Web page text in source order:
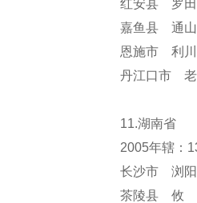
红安县 罗
嘉鱼县 通
恩施市 利
丹江口市
11.湖南省
2005年辖：
长沙市 浏
茶陵县 攸